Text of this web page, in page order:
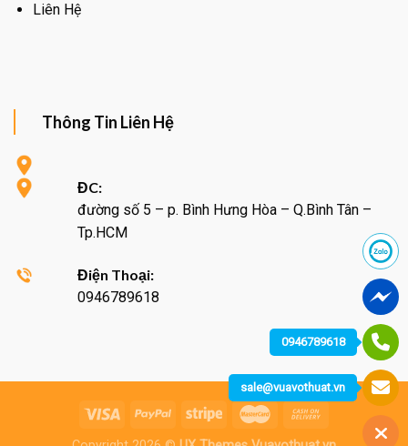
Liên Hệ
Thông Tin Liên Hệ
ĐC:
đường số 5 – p. Bình Hưng Hòa – Q.Bình Tân –
Tp.HCM
Điện Thoại:
0946789618
0946789618
sale@vuavothuat.vn